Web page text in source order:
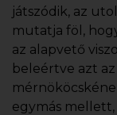
játszódik, az
mutatja föl,
az alapvető
beleértve azt
egymás